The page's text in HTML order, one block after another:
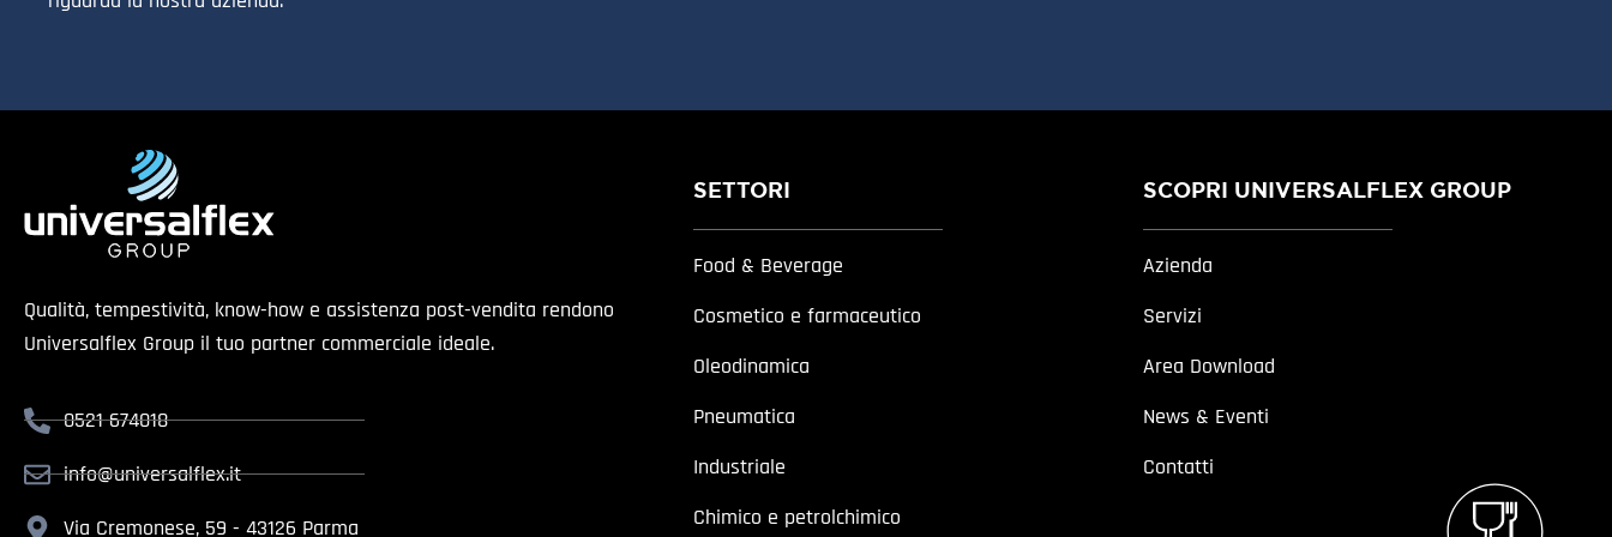
Qualità, tempestività, know-how e assistenza post-vendita rendono
Universalflex Group il tuo partner commerciale ideale.
0521 674018
info@universalflex.it
Via Cremonese, 59 - 43126 Parma
SETTORI
Food & Beverage
Cosmetico e farmaceutico
Oleodinamica
Pneumatica
Industriale
Chimico e petrolchimico
SCOPRI UNIVERSALFLEX GROUP
Azienda
Servizi
Area Download
News & Eventi
Contatti